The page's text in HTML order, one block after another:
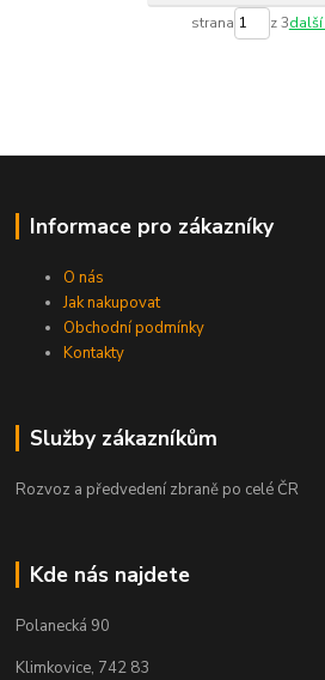
strana z 3další
Informace pro zákazníky
O nás
Jak nakupovat
Obchodní podmínky
Kontakty
Služby zákazníkům
Rozvoz a předvedení zbraně po celé ČR
Kde nás najdete
Polanecká 90
Klimkovice, 742 83